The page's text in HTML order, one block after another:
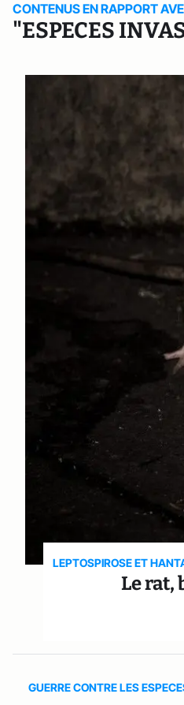
CONTENUS EN RAPPORT
"ESPECES
LEPTOSPIROSE ET
Le rat,
GUERRE CONTRE LES